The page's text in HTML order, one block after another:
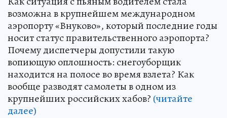
возможна в крупнейшем международном
аэропорту «Внуково», который последние годы
носит статус правительственного аэропорта?
Почему диспетчеры допустили такую
вопиющую оплошность: снегоуборщик
находится на полосе во время взлета? Как
вообще разводят самолеты в одном из
крупнейших российских хабов? (читайте
далее)